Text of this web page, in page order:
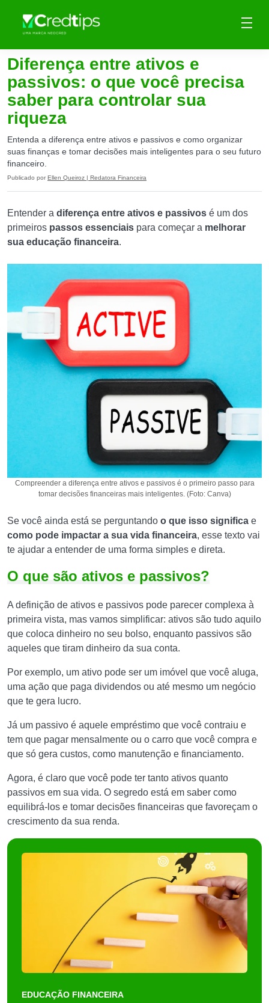
Diferença entre ativos e
passivos: o que você precisa
saber para controlar sua
riqueza
Entenda a diferença entre ativos e passivos e como organizar
suas finanças e tomar decisões mais inteligentes para o seu futuro
financeiro.
Publicado por Ellen Queiroz | Redatora Financeira
Entender a diferença entre ativos e passivos é um dos
primeiros passos essenciais para começar a melhorar
sua educação financeira.
Compreender a diferença entre ativos e passivos é o primeiro passo para
tomar decisões financeiras mais inteligentes. (Foto: Canva)
Se você ainda está se perguntando o que isso significa e
como pode impactar a sua vida financeira, esse texto vai
te ajudar a entender de uma forma simples e direta.
O que são ativos e passivos?
A definição de ativos e passivos pode parecer complexa à
primeira vista, mas vamos simplificar: ativos são tudo aquilo
que coloca dinheiro no seu bolso, enquanto passivos são
aqueles que tiram dinheiro da sua conta.
Por exemplo, um ativo pode ser um imóvel que você aluga,
uma ação que paga dividendos ou até mesmo um negócio
que te gera lucro.
Já um passivo é aquele empréstimo que você contraiu e
tem que pagar mensalmente ou o carro que você compra e
que só gera custos, como manutenção e financiamento.
Agora, é claro que você pode ter tanto ativos quanto
passivos em sua vida. O segredo está em saber como
equilibrá-los e tomar decisões financeiras que favoreçam o
crescimento da sua renda.
EDUCAÇÃO FINANCEIRA